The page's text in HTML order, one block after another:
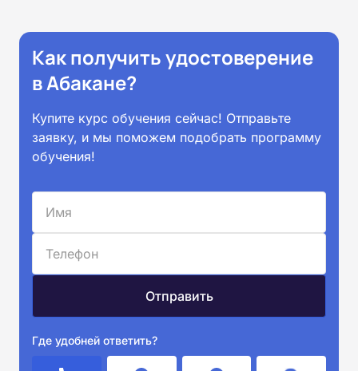
Как получить удостоверение
в Абакане?
Купите курс обучения сейчас! Отправьте
заявку, и мы поможем подобрать программу
обучения!
Где удобней ответить?